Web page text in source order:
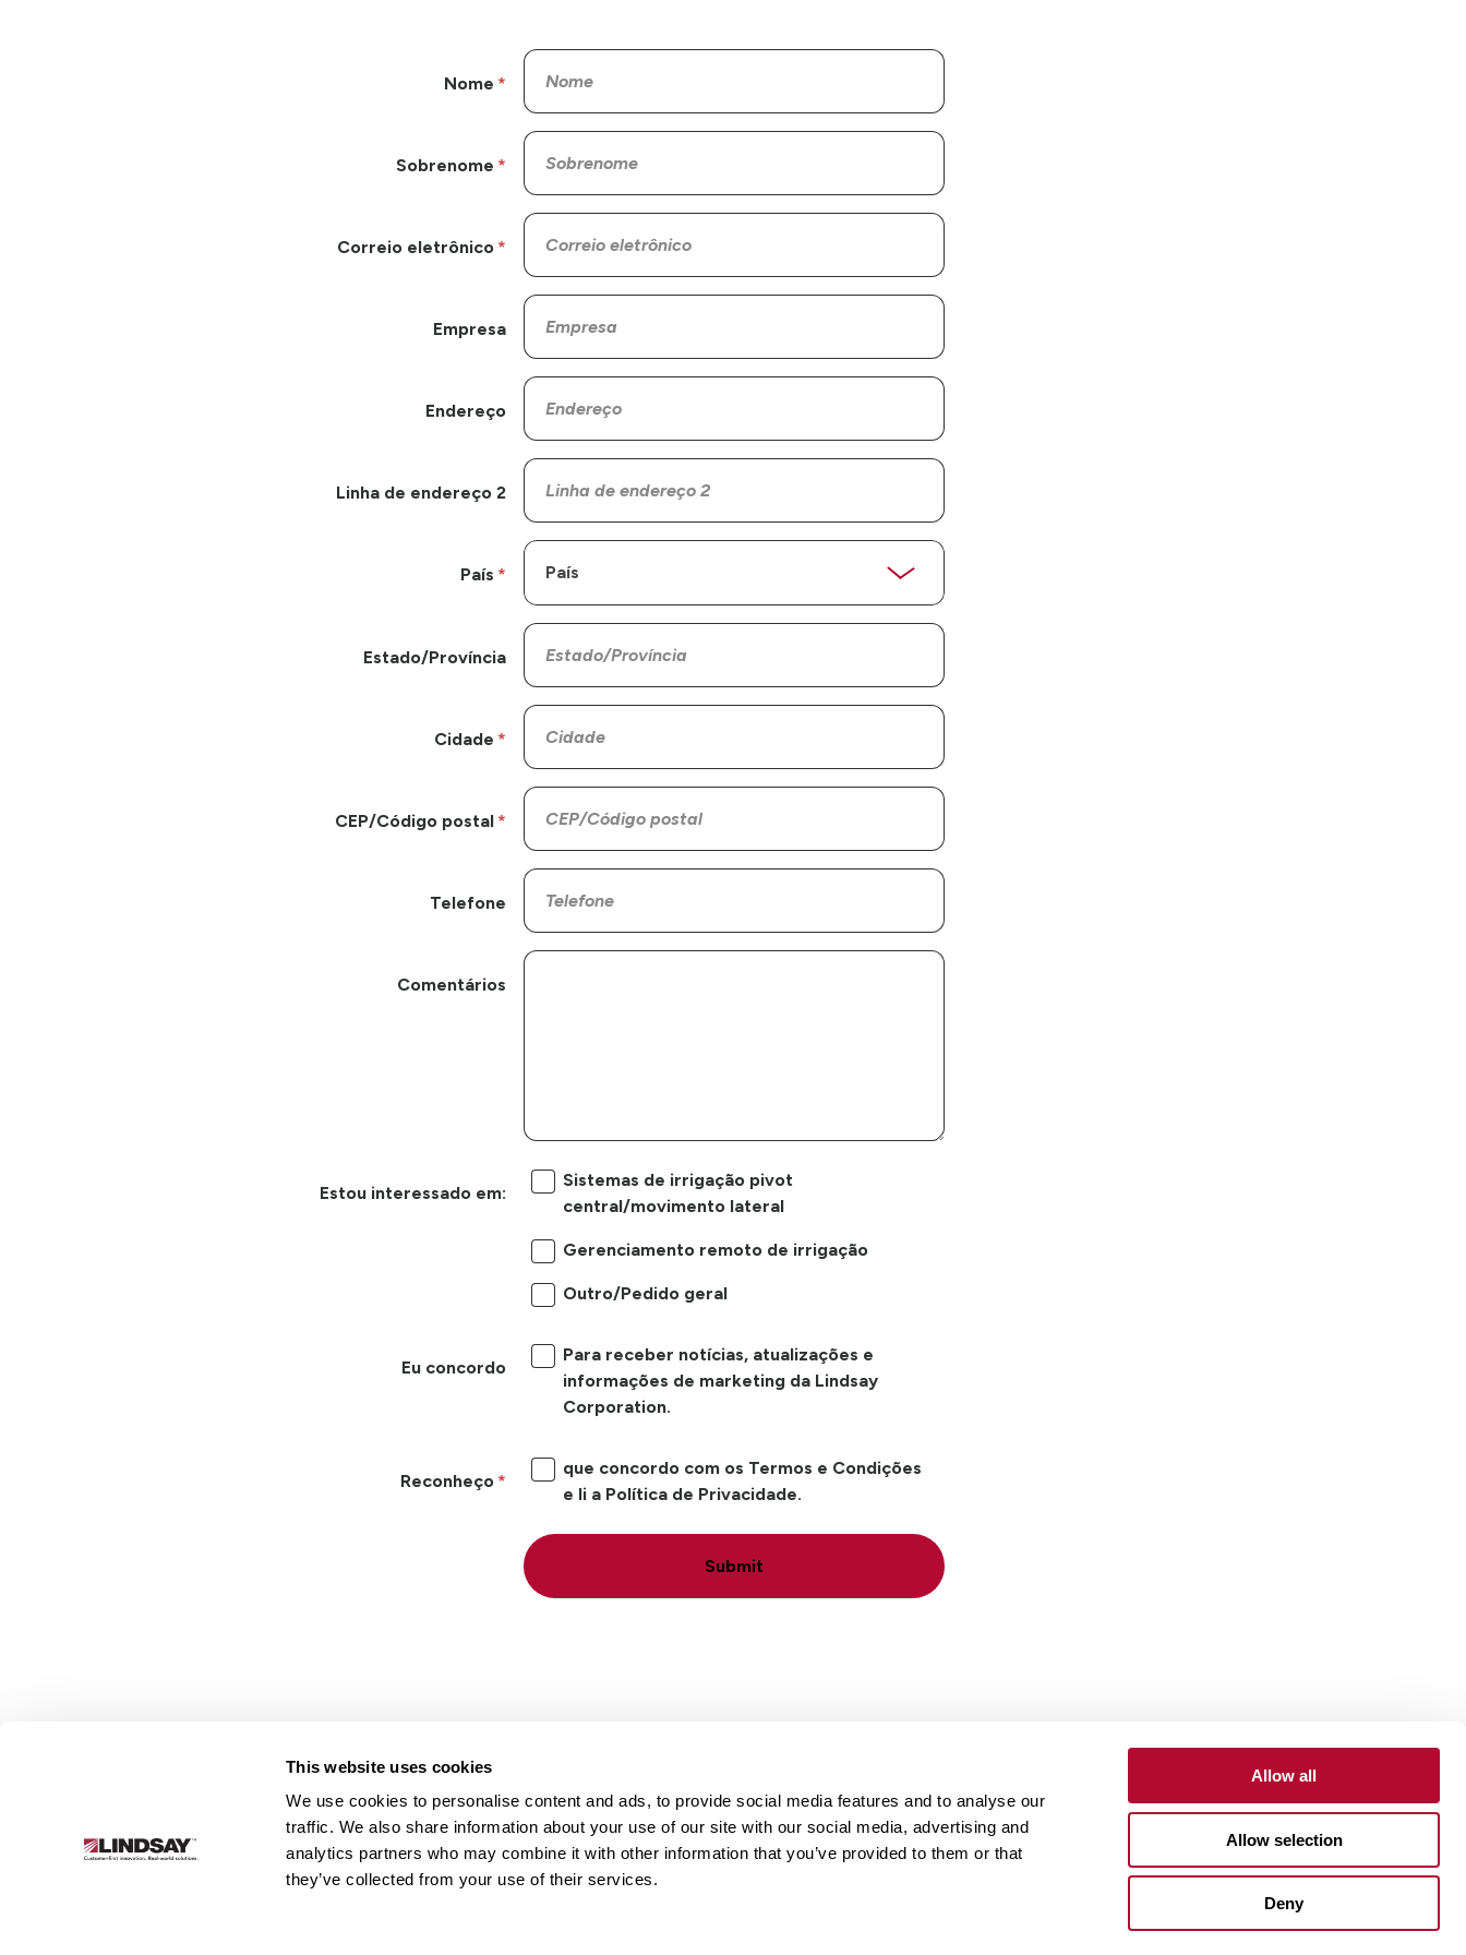
This website uses cookies
We use cookies to personalise content and ads, to provide social media features and to analyse our
traffic. We also share information about your use of our site with our social media, advertising and
analytics partners who may combine it with other information that you’ve provided to them or that
they’ve collected from your use of their services.
Allow all
Allow selection
Deny
Nome
Sobrenome
Correio eletrônico
Empresa
Endereço
Linha de endereço 2
País
Estado/Província
Cidade
CEP/Código postal
Telefone
Comentários
Estou interessado em:
Sistemas de irrigação pivot
central/movimento lateral
Gerenciamento remoto de irrigação
Outro/Pedido geral
Eu concordo
Para receber notícias, atualizações e
informações de marketing da Lindsay
Corporation.
Reconheço
que concordo com os Termos e Condições
e li a Política de Privacidade.
Submit
Link
Infraestrutura
Locais Carreiras Contato Portal do Cliente
Portal do Fornecedor
One Lindsay Store